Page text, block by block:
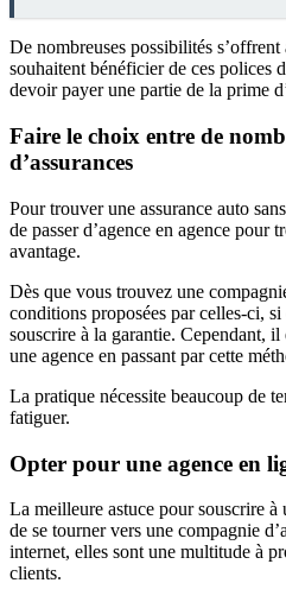
De nombreuses possibilités
souhaitent bénéficier de ces polices
devoir payer une partie de la prime
Faire le choix entre de
d’assurances
Pour trouver une assurance auto
de passer d’agence en agence pour
avantage.
Dès que vous trouvez une
conditions proposées par celles-ci,
souscrire à la garantie. Cependant,
une agence en passant par cette
La pratique nécessite beaucoup de
fatiguer.
Opter pour une agence en
La meilleure astuce pour souscrire à
de se tourner vers une compagnie
internet, elles sont une multitude à
clients.